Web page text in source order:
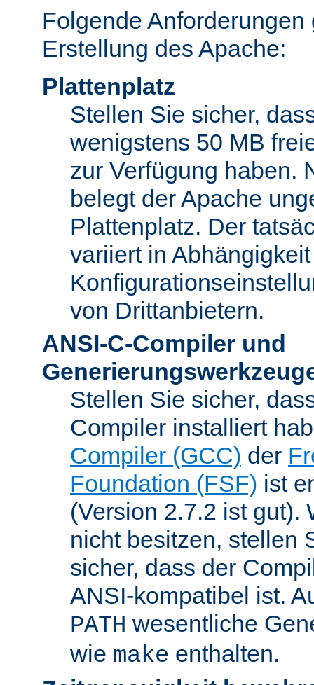
Folgende Anforderungen
Erstellung des Apache:
Plattenplatz
Stellen Sie sicher,
wenigstens 50 MB
zur Verfügung haben.
belegt der Apache
Plattenplatz. Der
variiert in
von Drittanbietern.
ANSI-C-Compiler und
Stellen Sie sicher,
Compiler installiert
Compiler (GCC) der
Foundation (FSF) ist
(Version 2.7.2 ist gut).
nicht besitzen, stellen
sicher, dass der
ANSI-kompatibel ist.
PATH wesentliche
wie make enthalten.